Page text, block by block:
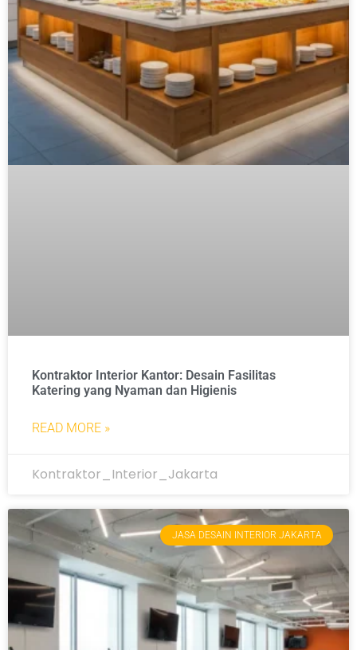
Kontraktor Interior Kantor: Desain Fasilitas
Katering yang Nyaman dan Higienis
READ MORE »
Kontraktor_Interior_Jakarta
JASA DESAIN INTERIOR JAKARTA